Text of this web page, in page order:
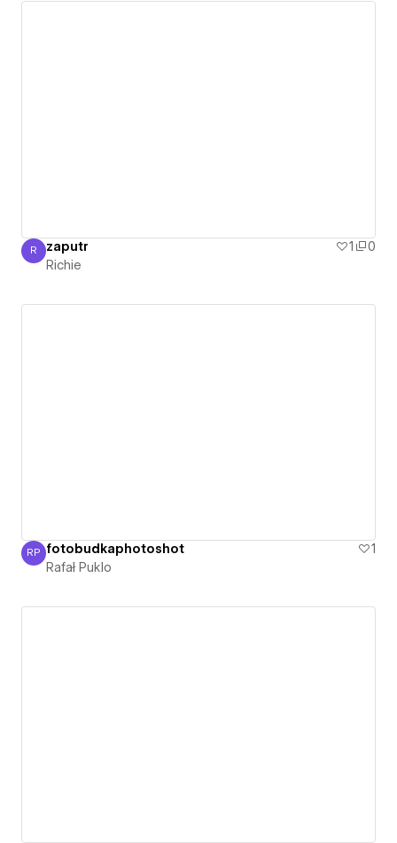
Richie
R zaputr 1
0
Richie
Rafał Puklo
RP fotobudkaphotoshot
1
Rafał Puklo